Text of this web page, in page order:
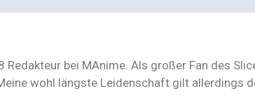
bei MAnime. Als großer Fan des
wohl längste Leidenschaft gilt allerdings